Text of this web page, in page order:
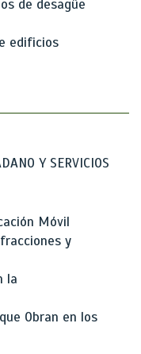
de desagüe
edificios
Y SERVICIOS
Móvil
y
la
Obran en los